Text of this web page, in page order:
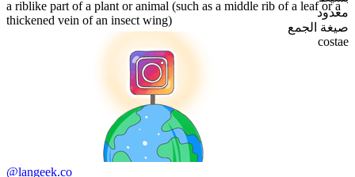
معدود
صيغة الجمع
costae
a riblike part of a plant or animal (such as a middle rib of a leaf or a
thickened vein of an insect wing)
@langeek.co